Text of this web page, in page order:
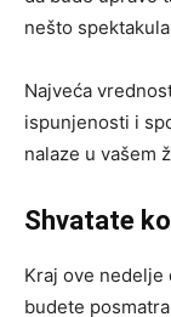
nešto
Najveća
ispunjenosti i
nalaze u vašem
Shvatate
Kraj ove nedelje
budete